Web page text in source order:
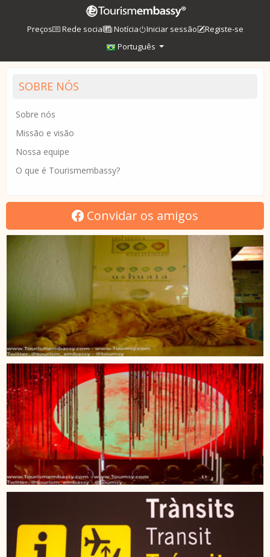
Preços Rede social Notícia Iniciar sessão
Registe-se
Português
SOBRE NÓS
Sobre nós
Missão e visão
Nossa equipe
O que é Tourismembassy?
Convidar os amigos